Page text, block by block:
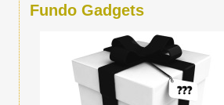
Fundo Gadgets